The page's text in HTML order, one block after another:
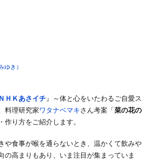
ゆき）
ＮＨＫあさイチ』～体と心をいたわるご自愛ス
料理研究家ワタナベマキさん考案「菜の花の
作り方をご紹介します。
や食事が喉を通らないとき、温かくて飲みや
の高まりもあり、いま注目が集まっていま